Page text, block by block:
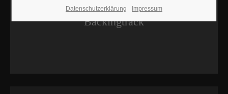
Backingtrack
Datenschutzerklärung Impressum